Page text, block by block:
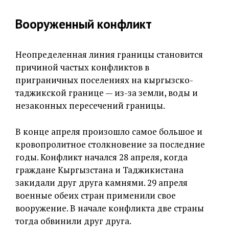
Вооруженный конфликт
Неопределенная линия границы становится
причиной частых конфликтов в
приграничных поселениях на кыргызско-
таджикской границе — из-за земли, воды и
незаконных пересечений границы.
В конце апреля произошло самое большое и
кровопролитное столкновение за последние
годы. Конфликт начался 28 апреля, когда
граждане Кыргызстана и Таджикистана
закидали друг друга камнями. 29 апреля
военные обеих стран применили свое
вооружение. В начале конфликта две страны
тогда обвинили друг друга.